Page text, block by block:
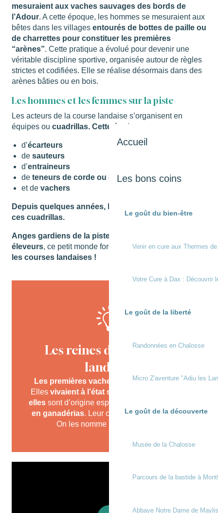
Accueil
Les bons coins
Le goût du bien-être
Venir en cure aux Thermes
Votre Cure à Dax : Découvrir
Le goût de la liberté
Randonnées en Chalosse
Micro Z'aventure "Adiu les
Le goût de la découverte
Musée de la Chalosse
Parcours de la bastide à
Abbaye Notre Dame de Maylis
mesuraient aux vaches sauvages des bords de
l’Adour. A cette époque, les hommes se mesuraient aux
bêtes dans les villages entourés de bottes de paille ou
de charrettes pour constituer les premières
“arènes”. Cette pratique a évolué pour devenir une
véritable discipline sportive, organisée autour de règles
strictes et codifiées. Elle se réalise désormais dans des
arènes bâties ou en bois.
Les hommes et les femmes sur la piste
Les acteurs de la course landaise s’organisent en
équipes ou cuadrillas. Cette équipe se compose :
d’écarteurs
de sauteurs
d’entraineurs
de teneurs de corde ou cordiers
et de vachers
Depuis quelques années, les femmes font partie de
ces cuadrillas.
Anges gardiens de la piste
éleveurs, ce petit monde force
notre admiration durant
les courses landaises !
Les reines de la course
landaise
Les premières vaches
étaient les marines.
Elles vivaient à l’état sauvage
ellessont d’origine espagnole et
en ganadérias. Leur carrière débute à 3 ans.
On les nomme les